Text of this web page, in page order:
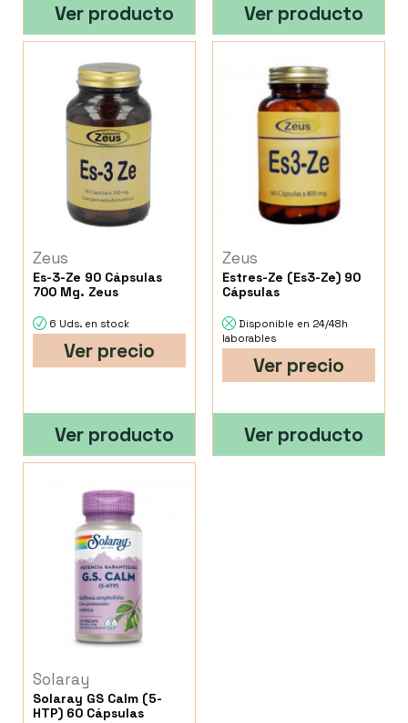
Ver producto Ver producto
Zeus
Es-3-Ze 90 Cápsulas
700 Mg. Zeus
6 Uds. en stock
Ver precio
Ver producto
Zeus
Estres-Ze (Es3-Ze) 90
Cápsulas
Disponible en 24/48h
laborables
Ver precio
Ver producto
Solaray
Solaray GS Calm (5-
HTP) 60 Cápsulas